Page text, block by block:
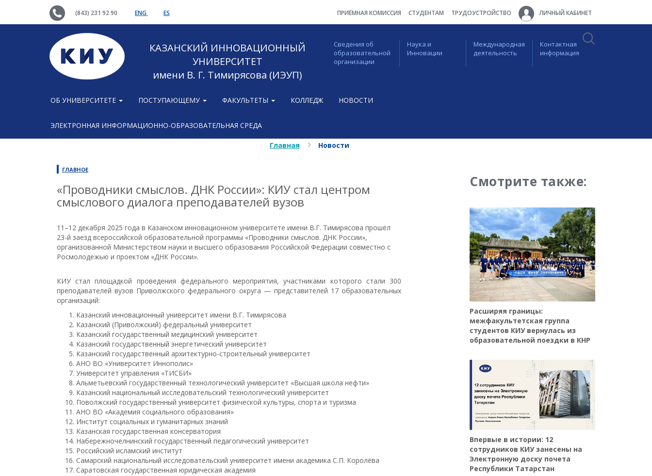
(843) 231 92 90 ENG ES ПРИЁМНАЯ КОМИССИЯ СТУДЕНТАМ ТРУДОУСТРОЙСТВО ЛИЧНЫЙ КАБИНЕТ
КАЗАНСКИЙ ИННОВАЦИОННЫЙ
УНИВЕРСИТЕТ
имени В. Г. Тимирясова (ИЭУП)
Сведения об
образовательной
организации
Наука и
Инновации
Международная
деятельность
Контактная
информация
ОБ УНИВЕРСИТЕТЕ ПОСТУПАЮЩЕМУ ФАКУЛЬТЕТЫ КОЛЛЕДЖ НОВОСТИ
ЭЛЕКТРОННАЯ ИНФОРМАЦИОННО-ОБРАЗОВАТЕЛЬНАЯ СРЕДА
Главная Новости
ГЛАВНОЕ
«Проводники смыслов. ДНК России»: КИУ стал центром
смыслового диалога преподавателей вузов
11–12 декабря 2025 года в Казанском инновационном университете имени В.Г. Тимирясова прошёл
23-й заезд всероссийской образовательной программы «Проводники смыслов. ДНК России»,
организованной Министерством науки и высшего образования Российской Федерации совместно с
Росмолодежью и проектом «ДНК России».
КИУ стал площадкой проведения федерального мероприятия, участниками которого стали 300
преподавателей вузов Приволжского федерального округа — представителей 17 образовательных
организаций:
Казанский инновационный университет имени В.Г. Тимирясова
Казанский (Приволжский) федеральный университет
Казанский государственный медицинский университет
Казанский государственный энергетический университет
Казанский государственный архитектурно-строительный университет
АНО ВО «Университет Иннополис»
Университет управления «ТИСБИ»
Альметьевский государственный технологический университет «Высшая школа нефти»
Казанский национальный исследовательский технологический университет
Поволжский государственный университет физической культуры, спорта и туризма
АНО ВО «Академия социального образования»
Институт социальных и гуманитарных знаний
Казанская государственная консерватория
Набережночелнинский государственный педагогический университет
Российский исламский институт
Самарский национальный исследовательский университет имени академика С.П. Королёва
Саратовская государственная юридическая академия
Смотрите также:
Расширяя границы:
межфакультетская группа
студентов КИУ вернулась из
образовательной поездки в КНР
Впервые в истории: 12
сотрудников КИУ занесены на
Электронную доску почета
Республики Татарстан